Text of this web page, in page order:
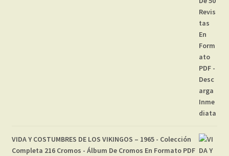
VIDA Y COSTUMBRES DE LOS VIKINGOS – 1965 - Colección
Completa 216 Cromos - Álbum De Cromos En Formato PDF